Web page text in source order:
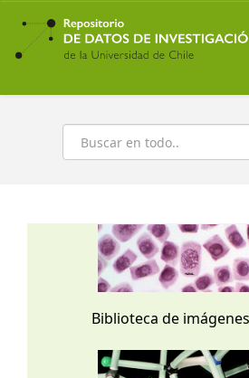
Ir
contenido
principal
Buscar
Biblioteca de